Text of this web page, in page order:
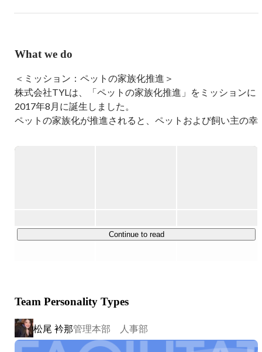
What we do
＜ミッション：ペットの家族化推進＞
株式会社TYLは、「ペットの家族化推進」をミッションに
2017年8月に誕生しました。
ペットの家族化が推進されると、ペットおよび飼い主の幸
経営支援サービス）
ラットフォーム・プライベートブランドのサービス展開を
進めています。
＜サービス内容＞
Continue to read
Team Personality Types
松尾 衿那管理本部 人事部